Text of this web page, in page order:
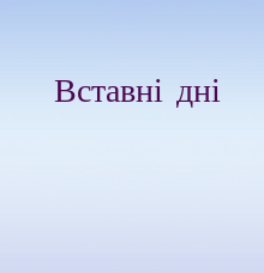
Вставні дні